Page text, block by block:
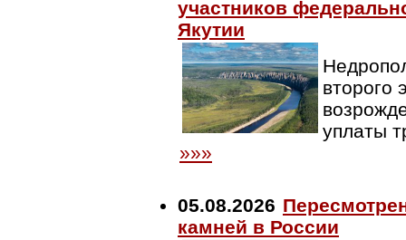
участников
Якутии
второго
уплаты
»»»
05.08.2026
камней в России